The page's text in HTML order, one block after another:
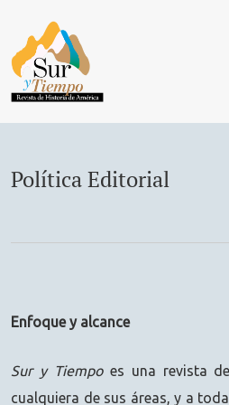
Política Editorial
Enfoque y alcance
Sur y Tiempoes una revista
cualquiera de sus áreas, y a